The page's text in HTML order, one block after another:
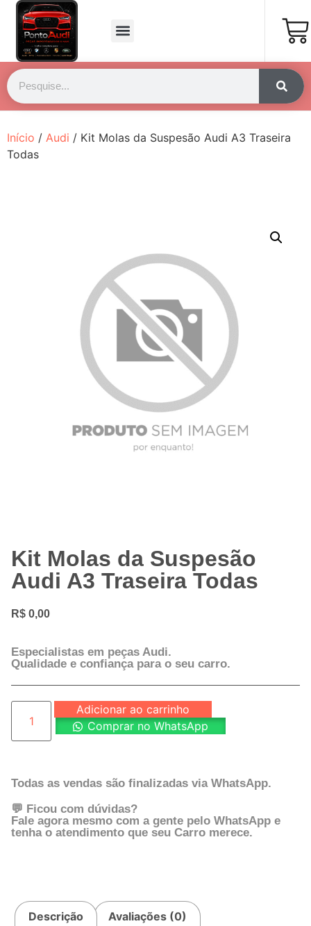
Início / Audi / Kit Molas da Suspesão Audi A3 Traseira
Todas
Kit Molas da Suspesão
Audi A3 Traseira Todas
R$ 0,00
Especialistas em peças Audi.
Qualidade e confiança para o seu carro.
Adicionar ao carrinho
Comprar no WhatsApp
Todas as vendas são finalizadas via WhatsApp.
💬 Ficou com dúvidas?
Fale agora mesmo com a gente pelo WhatsApp e
tenha o atendimento que seu Carro merece.
Descrição Avaliações (0)